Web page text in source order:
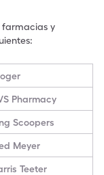
farmacias y
Pharmacy
Scoopers
Meyer
Teeter